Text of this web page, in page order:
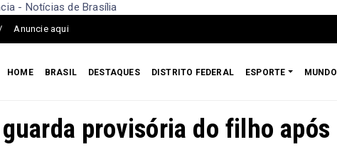
- Notícias de Brasília
Anuncie aqui
HOME BRASIL DESTAQUES DISTRITO FEDERAL ESPORTE MUNDO
provisória do filho após